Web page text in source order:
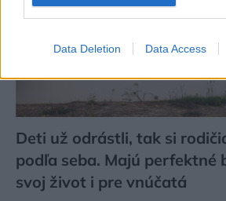
Data Deletion Data Access
Deti už odrástli, tak si
podľa seba. Majú perfektné
svoj život i pre vnúčatá